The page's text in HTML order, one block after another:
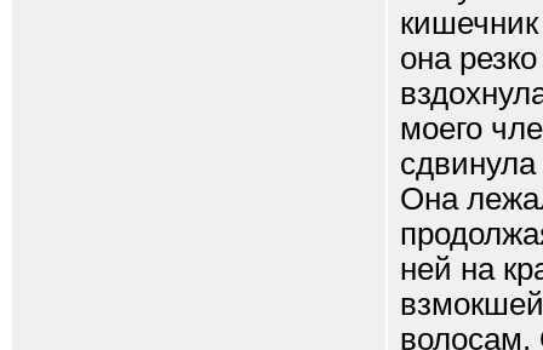
она
моего
Она
ней на
волосам.